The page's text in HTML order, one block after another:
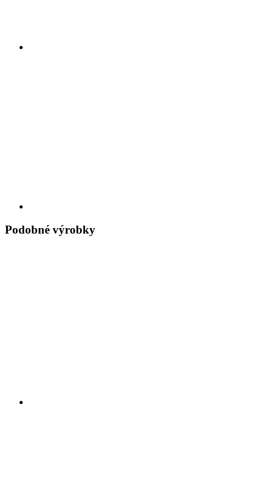
Podobné výrobky